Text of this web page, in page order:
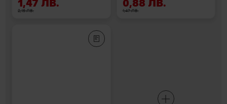
1,47 ЛВ.
2,15 ЛВ.
0,88 ЛВ.
1,47 ЛВ.